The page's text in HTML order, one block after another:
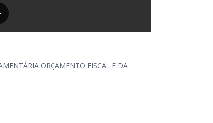
ORÇAMENTO FISCAL E DA